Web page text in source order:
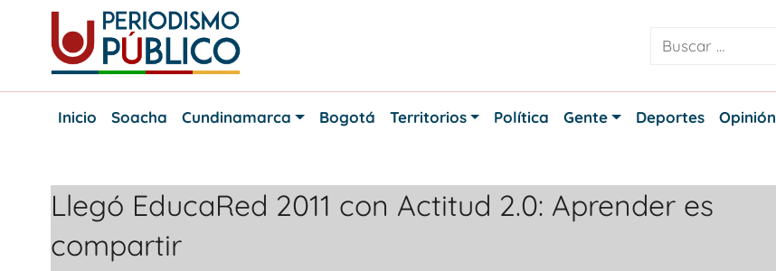
content
Periodismo
Noticias
Bogotá
Cundinamarca
Inicio
Soacha Cundinamarca Bogotá Territorios Política Gente Deportes Opinión
Llegó EducaRed 2011 con Actitud 2.0: Aprender es
compartir